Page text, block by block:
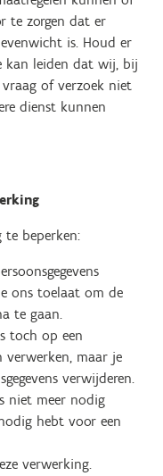
te zorgen dat er
is. Houd er
kan leiden dat wij, bij
vraag of verzoek niet
dienst kunnen
beperken:
ons toelaat om de
te gaan.
toch op een
verwerken, maar je
verwijderen.
niet meer nodig
hebt voor een
verwerking.